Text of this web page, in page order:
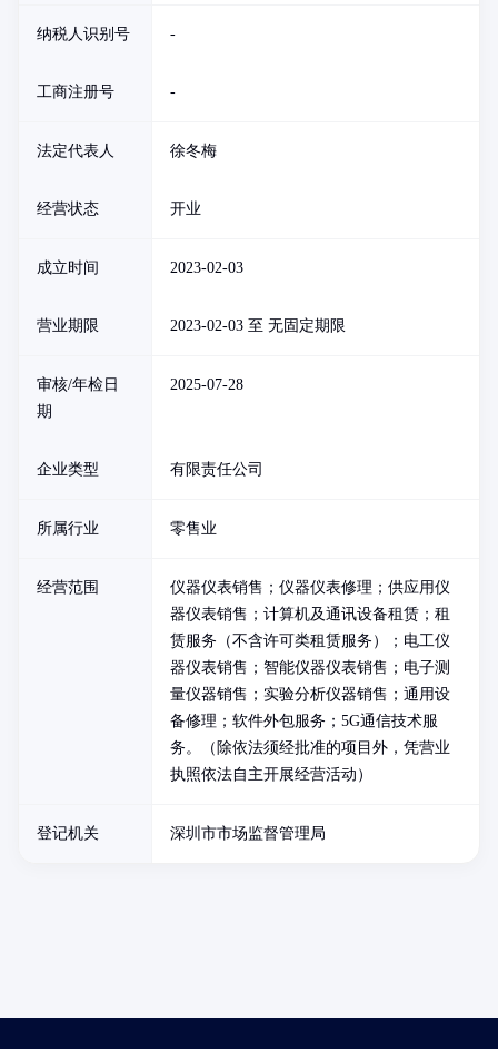
纳税人识别号 -
工商注册号 -
法定代表人 徐冬梅
经营状态 开业
成立时间 2023-02-03
营业期限 2023-02-03 至 无固定期限
审核/年检日
期
2025-07-28
企业类型 有限责任公司
所属行业 零售业
经营范围
仪器仪表销售；仪器仪表修理；供应用仪
器仪表销售；计算机及通讯设备租赁；租
赁服务（不含许可类租赁服务）；电工仪
器仪表销售；智能仪器仪表销售；电子测
量仪器销售；实验分析仪器销售；通用设
备修理；软件外包服务；5G通信技术服
务。（除依法须经批准的项目外，凭营业
执照依法自主开展经营活动）
登记机关 深圳市市场监督管理局